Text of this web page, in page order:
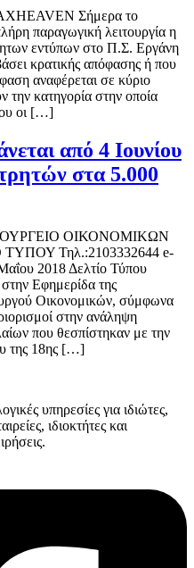
Σήμερα το
παραγωγική λειτουργία η
εντύπων στο Π.Σ. Εργάνη
κρατικής απόφασης ή που
αναφέρεται σε κύριο
κατηγορία στην οποία
οι […]
από 4 Ιουνίου
στα 5.000
ΟΙΚΟΝΟΜΙΚΩΝ
ΤΥΠΟΥ Τηλ.:2103332644 e-
2018 Δελτίο Τύπου
Εφημερίδα της
Οικονομικών, σύμφωνα
στην ανάληψη
που θεσπίστηκαν με την
της 18ης […]
υπηρεσίες για ιδιώτες,
ιδιοκτήτες και